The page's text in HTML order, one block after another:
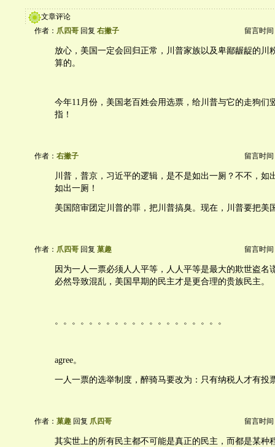
文章评论
作者： 爪四哥 回复 右撇子 留言时间
放心，美国一定会回归正常，川普家族以及卑鄙龌龊的川
算的。
今年11月份，美国老百姓会用选票，给川普与它的走狗们
指！
作者： 右撇子 留言时间
川普，普京，习近平的逻辑，是不是如出一厕？不不，如
如出一厕！
美国陪审团定川普的罪，把川普搞臭。现在，川普要把美
作者： 爪四哥 回复 菓趣 留言时间
因为一人一票必须人人平等，人人平等是最大的欺世盗名
必然导致混乱，美国早期的民主才是更合理的贵族民主。
。。。。。。。。。。。。。。。。。。。。
agree。
一人一票的选举制度，醉骑马要改为：只有纳税人才有投
作者： 菓趣 回复 爪四哥 留言时间
其实世上的所有民主都不可能是真正的民主，而都是某种